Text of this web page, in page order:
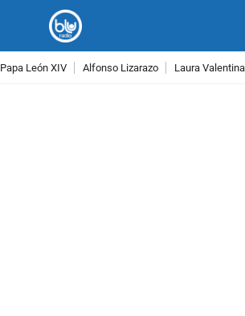
Papa León XIV Alfonso Lizarazo Laura